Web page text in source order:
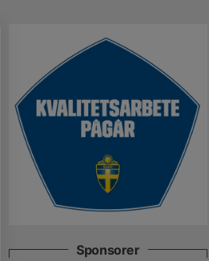
Sponsorer